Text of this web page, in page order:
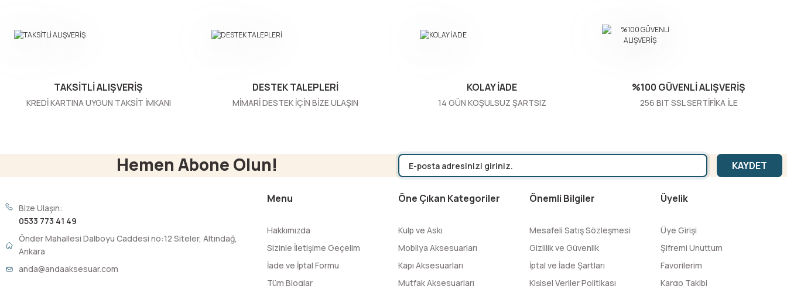
Ürün bilgilerinde hatalar bulunuyor.
Gönder
TAKSİTLİ ALIŞVERİŞ
KREDİ KARTINA UYGUN TAKSİT İMKANI
DESTEK TALEPLERİ
MİMARİ DESTEK İÇİN BİZE ULAŞIN
KOLAY İADE
14 GÜN KOŞULSUZ ŞARTSIZ
%100 GÜVENLİ ALIŞVERİŞ
256 BIT SSL SERTİFİKA İLE
Hemen Abone Olun! KAYDET
Bize Ulaşın:
0533 773 41 49
Önder Mahallesi Dalboyu Caddesi no:12 Siteler, Altındağ,
Ankara
anda@andaaksesuar.com
Menu
Hakkımızda
Sizinle İletişime Geçelim
İade ve İptal Formu
Tüm Bloglar
Öne Çıkan Kategoriler
Kulp ve Askı
Mobilya Aksesuarları
Kapı Aksesuarları
Mutfak Aksesuarları
Önemli Bilgiler
Mesafeli Satış Sözleşmesi
Gizlilik ve Güvenlik
İptal ve İade Şartları
Kişisel Veriler Politikası
Üyelik
Üye Girişi
Şifremi Unuttum
Favorilerim
Kargo Takibi